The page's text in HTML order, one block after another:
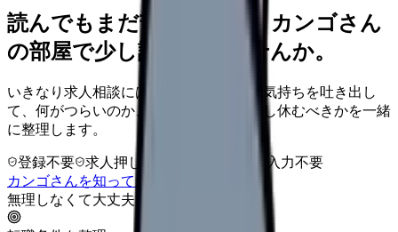
読んでもまだ苦しいなら、カンゴさん
の部屋で少し話してみませんか。
いきなり求人相談には進みません。今の気持ちを吐き出し
て、何がつらいのか、辞めるべきか、少し休むべきかを一緒
に整理します。
登録不要 求人押し売りなし
病院名は入力不要
カンゴさんを知ってから相談する
無理しなくて大丈夫